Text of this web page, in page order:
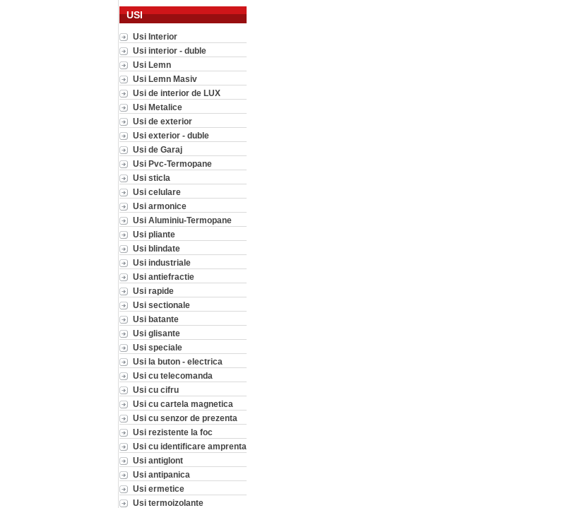
USI
Usi Interior
Usi interior - duble
Usi Lemn
Usi Lemn Masiv
Usi de interior de LUX
Usi Metalice
Usi de exterior
Usi exterior - duble
Usi de Garaj
Usi Pvc-Termopane
Usi sticla
Usi celulare
Usi armonice
Usi Aluminiu-Termopane
Usi pliante
Usi blindate
Usi industriale
Usi antiefractie
Usi rapide
Usi sectionale
Usi batante
Usi glisante
Usi speciale
Usi la buton - electrica
Usi cu telecomanda
Usi cu cifru
Usi cu cartela magnetica
Usi cu senzor de prezenta
Usi rezistente la foc
Usi cu identificare amprenta
Usi antiglont
Usi antipanica
Usi ermetice
Usi termoizolante